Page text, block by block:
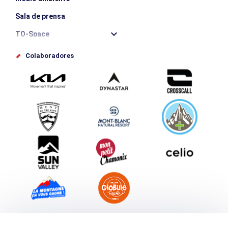
Sala de prensa
TO-Space
Offices de tourisme
Envíe su evento
Service groupes et séminaires
Descargar
Turismo y discapacidad
Colaboradores